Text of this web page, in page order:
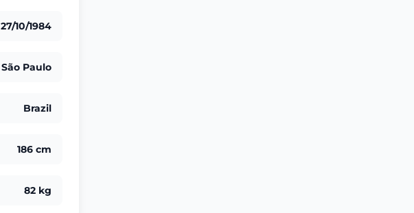
27/10/1984
São Paulo
Brazil
186 cm
82 kg